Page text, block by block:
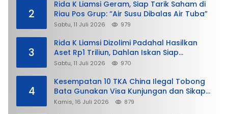
2
Rida K Liamsi Geram, Siap Tarik Saham di
Riau Pos Grup: “Air Susu Dibalas Air Tuba”
Sabtu, 11 Juli 2026 979
3
Rida K Liamsi Dizolimi Padahal Hasilkan
Aset Rp1 Triliun, Dahlan Iskan Siap
Membela
Sabtu, 11 Juli 2026 970
4
Kesempatan 10 TKA China Ilegal Tobong
Bata Gunakan Visa Kunjungan dan Sikap
Lunak Ditjen Imigrasi Kepri?
Kamis, 16 Juli 2026 879